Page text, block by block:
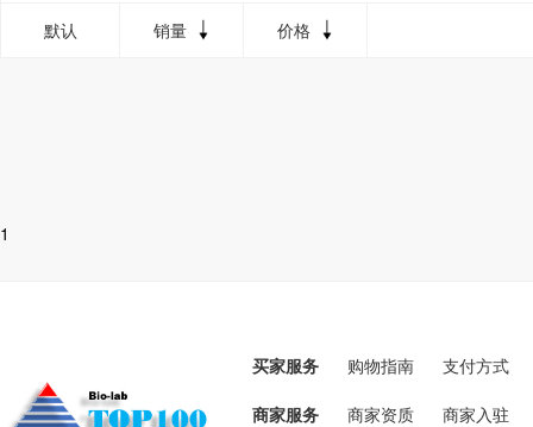
默认 销量 价格
1
买家服务 购物指南 支付方式
商家服务 商家资质 商家入驻